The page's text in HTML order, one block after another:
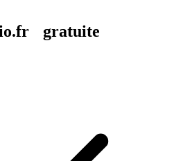
gratuite